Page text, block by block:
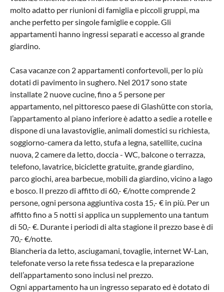
molto adatto per riunioni di famiglia e piccoli gruppi, ma
anche perfetto per singole famiglie e coppie. Gli
appartamenti hanno ingressi separati e accesso al grande
giardino.
Casa vacanze con 2 appartamenti confortevoli, per lo più
dotati di pavimento in sughero. Nel 2017 sono state
installate 2 nuove cucine, fino a 5 persone per
appartamento, nel pittoresco paese di Glashütte con storia,
l’appartamento al piano inferiore è adatto a sedie a rotelle e
dispone di una lavastoviglie, animali domestici su richiesta,
soggiorno-camera da letto, stufa a legna, satellite, cucina
nuova, 2 camere da letto, doccia - WC, balcone o terrazza,
telefono, lavatrice, biciclette gratuite, grande giardino,
parco giochi, area barbecue, mobili da giardino, vicino a lago
e bosco. Il prezzo di affitto di 60,- €/notte comprende 2
persone, ogni persona aggiuntiva costa 15,- € in più. Per un
affitto fino a 5 notti si applica un supplemento una tantum
di 50,- €. Durante i periodi di alta stagione il prezzo base è di
70,- €/notte.
Biancheria da letto, asciugamani, tovaglie, internet W-Lan,
telefonate verso la rete fissa tedesca e la preparazione
dell’appartamento sono inclusi nel prezzo.
Ogni appartamento ha un ingresso separato ed è dotato di